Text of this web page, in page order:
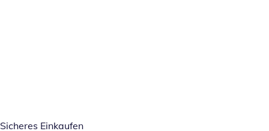
Sicheres Einkaufen